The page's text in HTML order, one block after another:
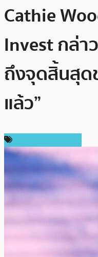
Cathie
Invest กล่า
ถึงจุดสิ้นสุ
แล้ว”